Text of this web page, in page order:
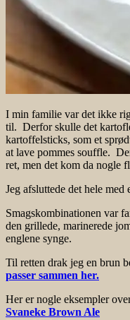
I min familie var det ikke
til. Derfor skulle det
kartoffelsticks, som et
at lave pommes souffle.
ret, men det kom da nogle
Jeg afsluttede det hele med
Smagskombinationen var
den grillede, marinerede
englene synge.
Til retten drak jeg en brun
passer sammen her.
Her er nogle eksempler
Svaneke Brown Ale